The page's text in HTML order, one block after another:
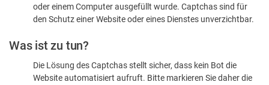
sind
oder einem Computer ausgefüllt wurde. Captchas sind für
den Schutz einer Website oder eines Dienstes unverzichtbar.
Was ist zu tun?
Die Lösung des Captchas stellt sicher, dass kein Bot die
Website automatisiert aufruft. Bitte markieren Sie daher die